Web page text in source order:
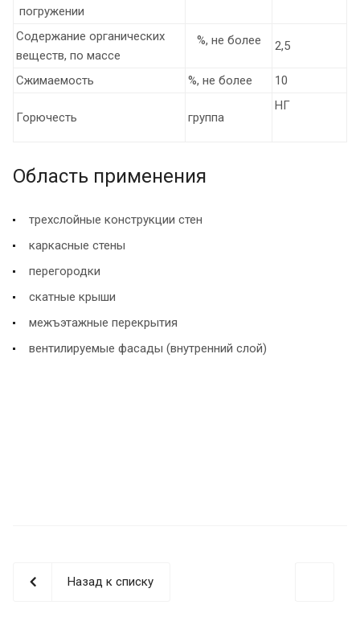
погружении
Содержание органических
веществ, по массе
%, не более 2,5
Сжимаемость %, не более 10
Горючесть группа
НГ
Область применения
трехслойные конструкции стен
каркасные стены
перегородки
скатные крыши
межъэтажные перекрытия
вентилируемые фасады (внутренний слой)
Назад к списку